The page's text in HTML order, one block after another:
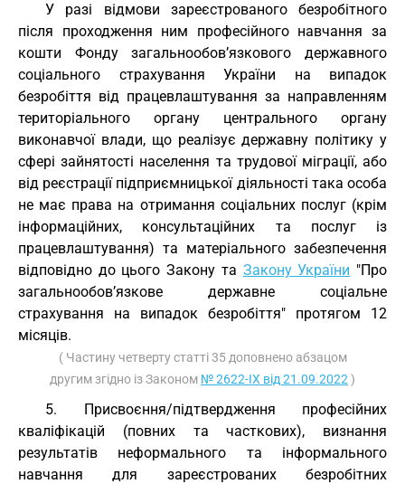
У разі відмови зареєстрованого безробітного
після проходження ним професійного навчання за
кошти Фонду загальнообов’язкового державного
соціального страхування України на випадок
безробіття від працевлаштування за направленням
територіального органу центрального органу
виконавчої влади, що реалізує державну політику у
сфері зайнятості населення та трудової міграції, або
від реєстрації підприємницької діяльності така особа
не має права на отримання соціальних послуг (крім
інформаційних, консультаційних та послуг із
працевлаштування) та матеріального забезпечення
відповідно до цього Закону та Закону України "Про
загальнообов’язкове державне соціальне
страхування на випадок безробіття" протягом 12
місяців.
( Частину четверту статті 35 доповнено абзацом
другим згідно із Законом № 2622-IX від 21.09.2022 )
5. Присвоєння/підтвердження професійних
кваліфікацій (повних та часткових), визнання
результатів неформального та інформального
навчання для зареєстрованих безробітних